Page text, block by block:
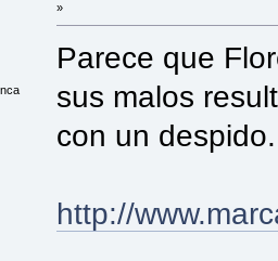
»
Parece que
sus malos
con un
http://